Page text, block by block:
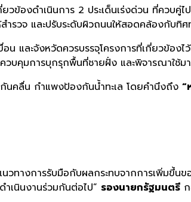
วข้องดำเนินการ 2 ประเด็นเร่งด่วน ที่ควบ
รวจ และปรับระดับผิวถนนให้สอดคล้องกับทิ
อน และจังหวัดควรบรรจุโครงการที่เกี่ยวข้
วบคุมการบุกรุกพื้นที่ชายฝั่ง และพิจารณาใช้ม
กันคลื่น กำแพงป้องกันน้ำทะเล โดยคำนึงถึง “
วทางการรับมือกับผลกระทบจากการเพิ่มขึ้
เนินงานร่วมกันต่อไป” รองนายกรัฐมนตรี